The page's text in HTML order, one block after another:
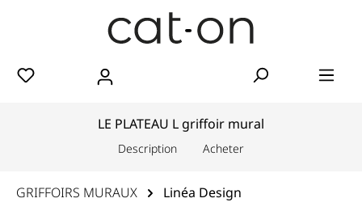
LE PLATEAU L griffoir mural
Description Acheter
GRIFFOIRS MURAUX Linéa Design